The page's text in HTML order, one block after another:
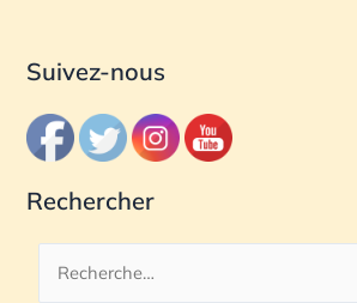
Suivez-nous
Rechercher